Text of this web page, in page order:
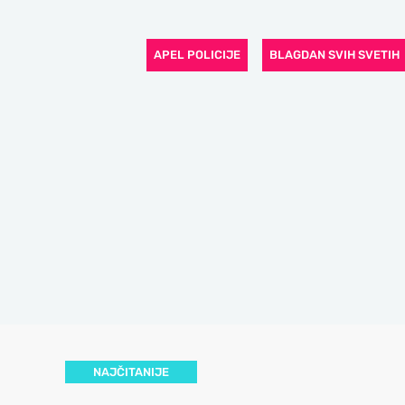
APEL POLICIJE BLAGDAN SVIH SVETIH
NAJČITANIJE